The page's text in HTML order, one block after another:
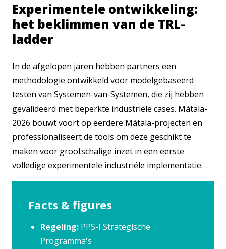
Experimentele ontwikkeling:
het beklimmen van de TRL-
ladder
In de afgelopen jaren hebben partners een
methodologie ontwikkeld voor modelgebaseerd
testen van Systemen-van-Systemen, die zij hebben
gevalideerd met beperkte industriële cases. Mátala-
2026 bouwt voort op eerdere Mátala-projecten en
professionaliseert de tools om deze geschikt te
maken voor grootschalige inzet in een eerste
volledige experimentele industriële implementatie.
Facts & figures
Regeling: PPS-I Strategische
Programma's